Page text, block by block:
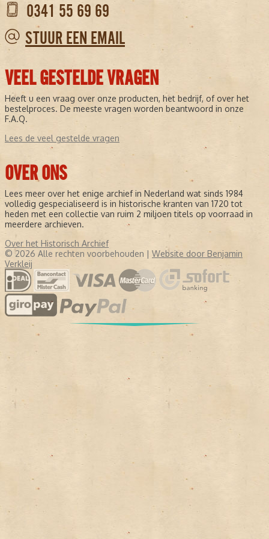
0341 55 69 69
STUUR EEN EMAIL
VEEL GESTELDE VRAGEN
Heeft u een vraag over onze producten, het bedrijf, of over het
bestelproces. De meeste vragen worden beantwoord in onze
F.A.Q.
Lees de veel gestelde vragen
OVER ONS
Lees meer over het enige archief in Nederland wat sinds 1984
volledig gespecialiseerd is in historische kranten van 1720 tot
heden met een collectie van ruim 2 miljoen titels op voorraad in
meerdere archieven.
Over het Historisch Archief
© 2026 Alle rechten voorbehouden | Website door Benjamin
Verkleij